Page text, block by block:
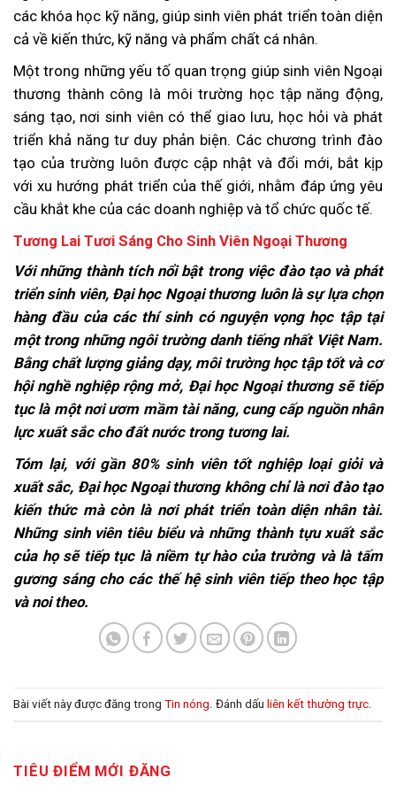
các khóa học kỹ năng, giúp sinh viên phát triển toàn diện
cả về kiến thức, kỹ năng và phẩm chất cá nhân.
Một trong những yếu tố quan trọng giúp sinh viên Ngoại
thương thành công là môi trường học tập năng động,
sáng tạo, nơi sinh viên có thể giao lưu, học hỏi và phát
triển khả năng tư duy phản biện. Các chương trình đào
tạo của trường luôn được cập nhật và đổi mới, bắt kịp
với xu hướng phát triển của thế giới, nhằm đáp ứng yêu
cầu khắt khe của các doanh nghiệp và tổ chức quốc tế.
Tương Lai Tươi Sáng Cho Sinh Viên Ngoại Thương
Với những thành tích nổi bật trong việc đào tạo và phát
triển sinh viên, Đại học Ngoại thương luôn là sự lựa chọn
hàng đầu của các thí sinh có nguyện vọng học tập tại
một trong những ngôi trường danh tiếng nhất Việt Nam.
Bằng chất lượng giảng dạy, môi trường học tập tốt và cơ
hội nghề nghiệp rộng mở, Đại học Ngoại thương sẽ tiếp
tục là một nơi ươm mầm tài năng, cung cấp nguồn nhân
lực xuất sắc cho đất nước trong tương lai.
Tóm lại, với gần 80% sinh viên tốt nghiệp loại giỏi và
xuất sắc, Đại học Ngoại thương không chỉ là nơi đào tạo
kiến thức mà còn là nơi phát triển toàn diện nhân tài.
Những sinh viên tiêu biểu và những thành tựu xuất sắc
của họ sẽ tiếp tục là niềm tự hào của trường và là tấm
gương sáng cho các thế hệ sinh viên tiếp theo học tập
và noi theo.
Bài viết này được đăng trong Tin nóng . Đánh dấu liên kết thường trực
TIÊU ĐIỂM MỚI ĐĂNG